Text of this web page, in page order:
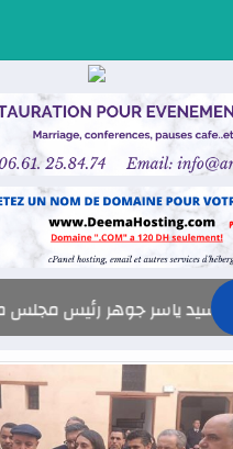
السيد ياسر جوهر رئيس مجلس مقاطعة